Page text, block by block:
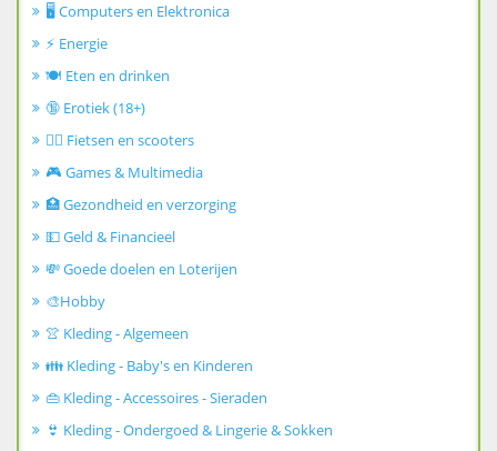
🖥️ Computers en Elektronica
⚡ Energie
🍽️ Eten en drinken
🔞 Erotiek (18+)
🚴‍♂️ Fietsen en scooters
🎮 Games & Multimedia
🏥 Gezondheid en verzorging
💵 Geld & Financieel
💸 Goede doelen en Loterijen
🎨Hobby
👚 Kleding - Algemeen
👪 Kleding - Baby's en Kinderen
👜 Kleding - Accessoires - Sieraden
👙 Kleding - Ondergoed & Lingerie & Sokken